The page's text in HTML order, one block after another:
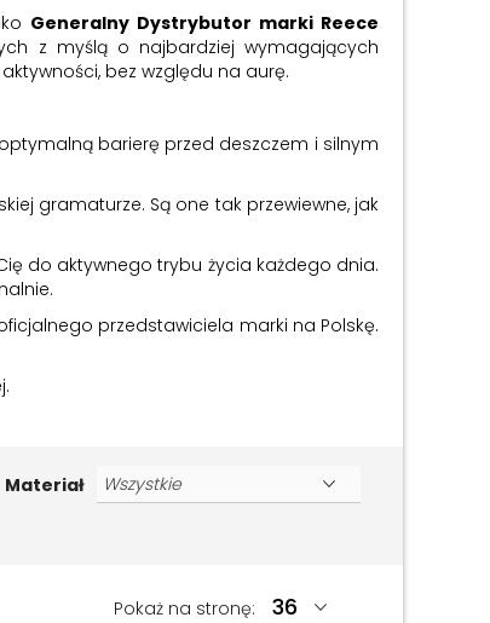
Generalny Dystrybutor marki Reece
z myślą o najbardziej wymagających
bez względu na aurę.
barierę przed deszczem i silnym
gramaturze. Są one tak przewiewne, jak
do aktywnego trybu życia każdego dnia.
przedstawiciela marki na Polskę.
Materiał
Pokaż na stronę: